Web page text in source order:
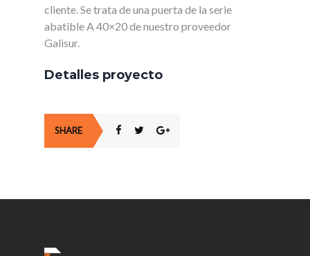
cliente. Se trata de una puerta de la serie
abatible A 40×20 de nuestro proveedor
Galisur.
Detalles proyecto
SHARE